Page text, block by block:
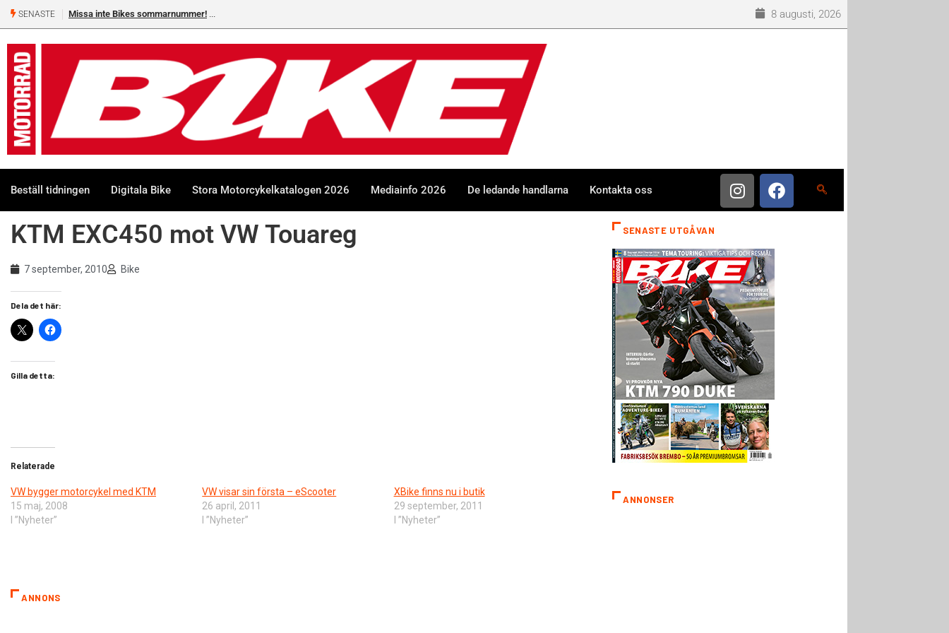
SENASTE Missa inte Bikes sommarnummer! 8 augusti, 2026
Beställ tidningen Digitala Bike Stora Motorcykelkatalogen 2026 Mediainfo 2026 De ledande handlarna Kontakta oss
KTM EXC450 mot VW Touareg
7 september, 2010 Bike
Dela det här:
Gilla detta:
Relaterade
VW bygger motorcykel med KTM
15 maj, 2008
I ”Nyheter”
VW visar sin första – eScooter
26 april, 2011
I ”Nyheter”
XBike finns nu i butik
29 september, 2011
I ”Nyheter”
ANNONS
SENASTE UTGÅVAN
ANNONSER